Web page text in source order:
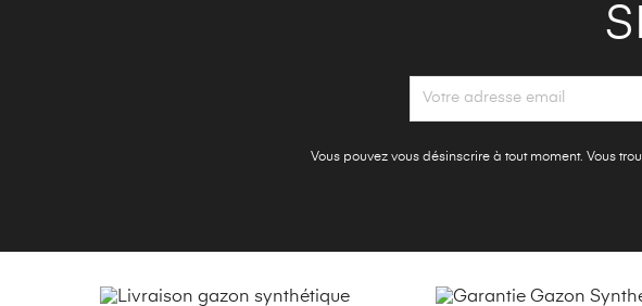
Vous pouvez vous désinscrire à tout moment. Vous